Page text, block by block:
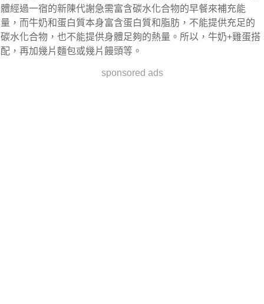
體經過一宿的新陳代謝急需富含碳水化合物的早餐來補充能
量，而牛奶和蛋白質本身富含蛋白質和脂肪，不能提供充足的
碳水化合物，也不能提供身體足夠的熱量。所以，牛奶+雞蛋搭
配，再加幾片麵包或幾片饅頭等。
sponsored ads